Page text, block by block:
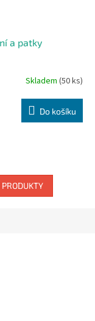
a patky
Skladem (50 ks)
Do košíku